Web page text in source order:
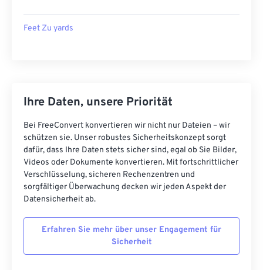
Feet Zu yards
Ihre Daten, unsere Priorität
Bei FreeConvert konvertieren wir nicht nur Dateien – wir
schützen sie. Unser robustes Sicherheitskonzept sorgt
dafür, dass Ihre Daten stets sicher sind, egal ob Sie Bilder,
Videos oder Dokumente konvertieren. Mit fortschrittlicher
Verschlüsselung, sicheren Rechenzentren und
sorgfältiger Überwachung decken wir jeden Aspekt der
Datensicherheit ab.
Erfahren Sie mehr über unser Engagement für
Sicherheit